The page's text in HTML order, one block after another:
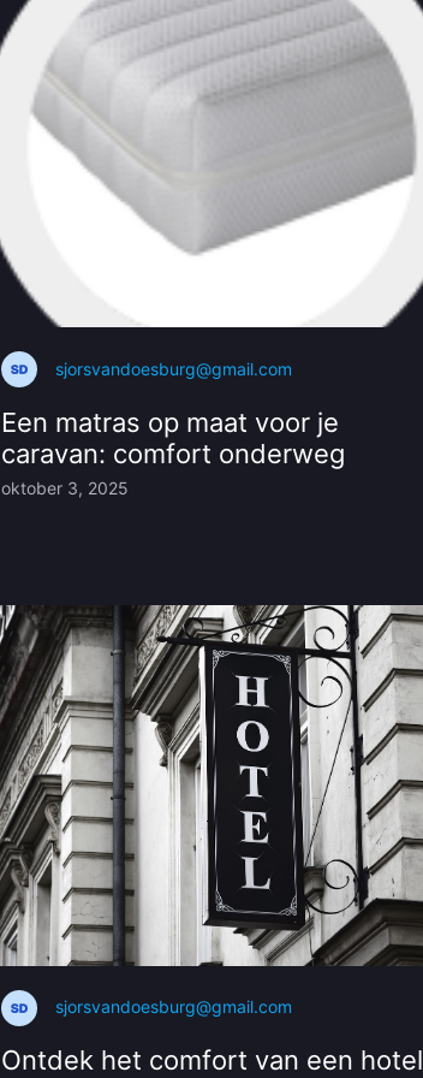
sjorsvandoesburg@gmail.com
Een matras op maat voor je
caravan: comfort onderweg
oktober 3, 2025
sjorsvandoesburg@gmail.com
Ontdek het comfort van een hotel